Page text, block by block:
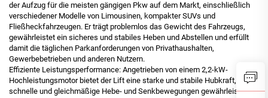
der Aufzug für die meisten gängigen Pkw auf dem Markt, einschließlich
verschiedener Modelle von Limousinen, kompakter SUVs und
Fließheckfahrzeugen. Er trägt problemlos das Gewicht des Fahrzeugs,
gewährleistet ein sicheres und stabiles Heben und Abstellen und erfüllt
damit die täglichen Parkanforderungen von Privathaushalten,
Gewerbebetrieben und anderen Nutzern.
Effiziente Leistungsperformance: Angetrieben von einem 2,2-kW-
Hochleistungsmotor bietet der Lift eine starke und stabile Hubkraft, die
schnelle und gleichmäßige Hebe- und Senkbewegungen gewährleistet